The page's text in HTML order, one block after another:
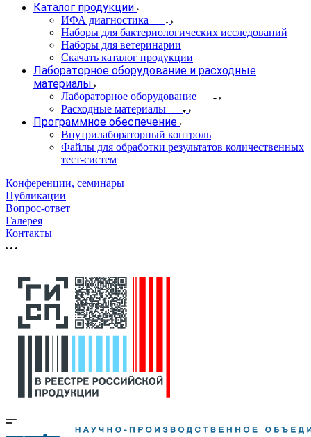
Каталог продукции
ИФА диагностика
Наборы для бактериологических исследований
Наборы для ветеринарии
Скачать каталог продукции
Лабораторное оборудование и расходные
материалы
Лабораторное оборудование
Расходные материалы
Программное обеспечение
Внутрилабораторный контроль
Файлы для обработки результатов количественных
тест-систем
Конференции, семинары
Публикации
Вопрос-ответ
Галерея
Контакты